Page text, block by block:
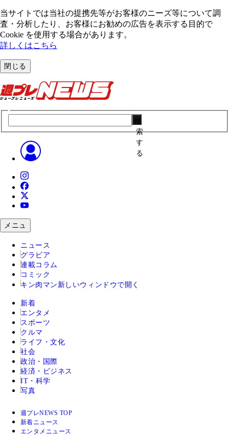
当サイトでは当社の提携先等がお客様のニーズ等について調
査・分析したり、お客様にお勧めの広告を表⽰する⽬的で
Cookie を使⽤する場合があります。
詳しくはこちら
閉じる
索
す
る
メニュ
ニュース
グラビア
連載コラム
コミック
キン肉マン 新しいウィンドウで開く
新着
エンタメ
スポーツ
クルマ
ライフ・文化
社会
政治・国際
経済・ビジネス
IT・科学
写真
週プレNEWS TOP
新着ニュース
エンタメニュース